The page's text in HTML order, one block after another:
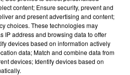
Générales d'Utilisation
Politique Cookies
Plan du site
content; Ensure security, prevent and
and present advertising and content;
choices. These technologies may
IP address and browsing data to offer
devices based on information actively
data; Match and combine data from
devices; Identify devices based on